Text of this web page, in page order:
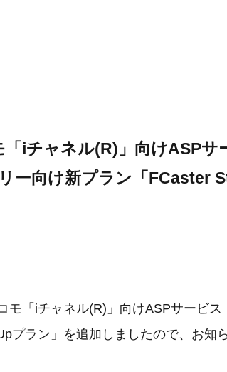
iチャネル(R)」向けASPサ
ー向け新プラン「FCaster
モ「iチャネル(R)」向けASPサービス
プラン」を追加しましたので、お知